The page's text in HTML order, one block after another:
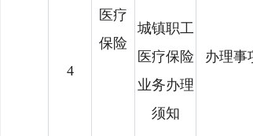
医疗
保险
4
城镇职工
医疗保险
业务办理
须知
办理事